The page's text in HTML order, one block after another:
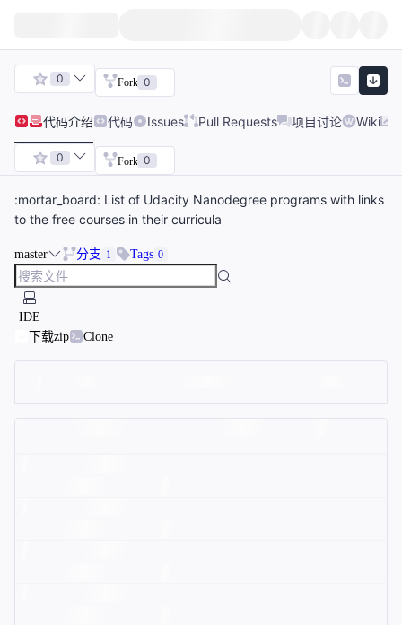
0 Fork 0
代码介绍 代码 Issues Pull Requests 项目讨论 Wiki
0 Fork 0
:mortar_board: List of Udacity Nanodegree programs with links
to the free courses in their curricula
master 分支 1 Tags 0
IDE
下载zip
Clone